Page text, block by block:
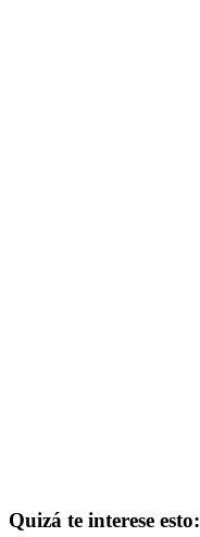
Quizá te interese esto: